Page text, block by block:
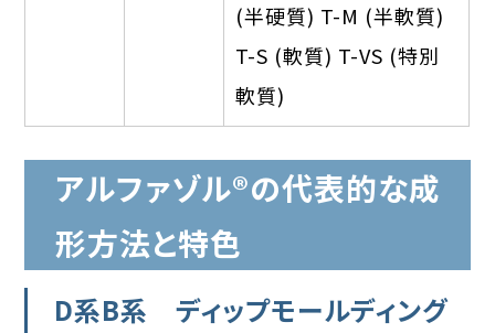
(半硬質) T-M (半軟質)
T-S (軟質) T-VS (特別
軟質)
アルファゾル®︎の代表的な成
形方法と特色
D系B系 ディップモールディング